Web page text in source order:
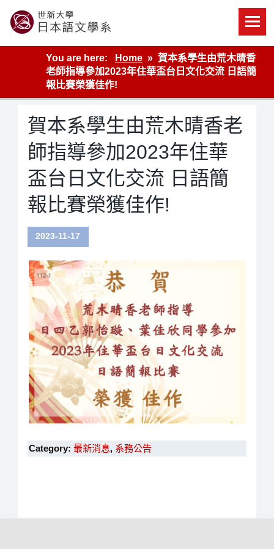
content
世新大學教學單位的網站
You are here:
Home
賀本系學生由荒木晴香
老師指導參加2023年住華盃台日文化交流 日語簡
報比賽榮獲佳作!
賀本系學生由荒木晴香老
師指導參加2023年住華
盃台日文化交流 日語簡
報比賽榮獲佳作!
2023-11-17
Category: 最新消息, 系務公告